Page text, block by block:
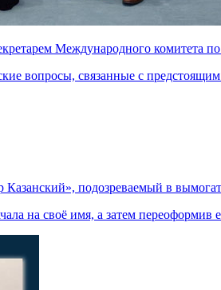
Международного комитета
вопросы, связанные с
подозреваемый в
на своё имя, а затем переоформив